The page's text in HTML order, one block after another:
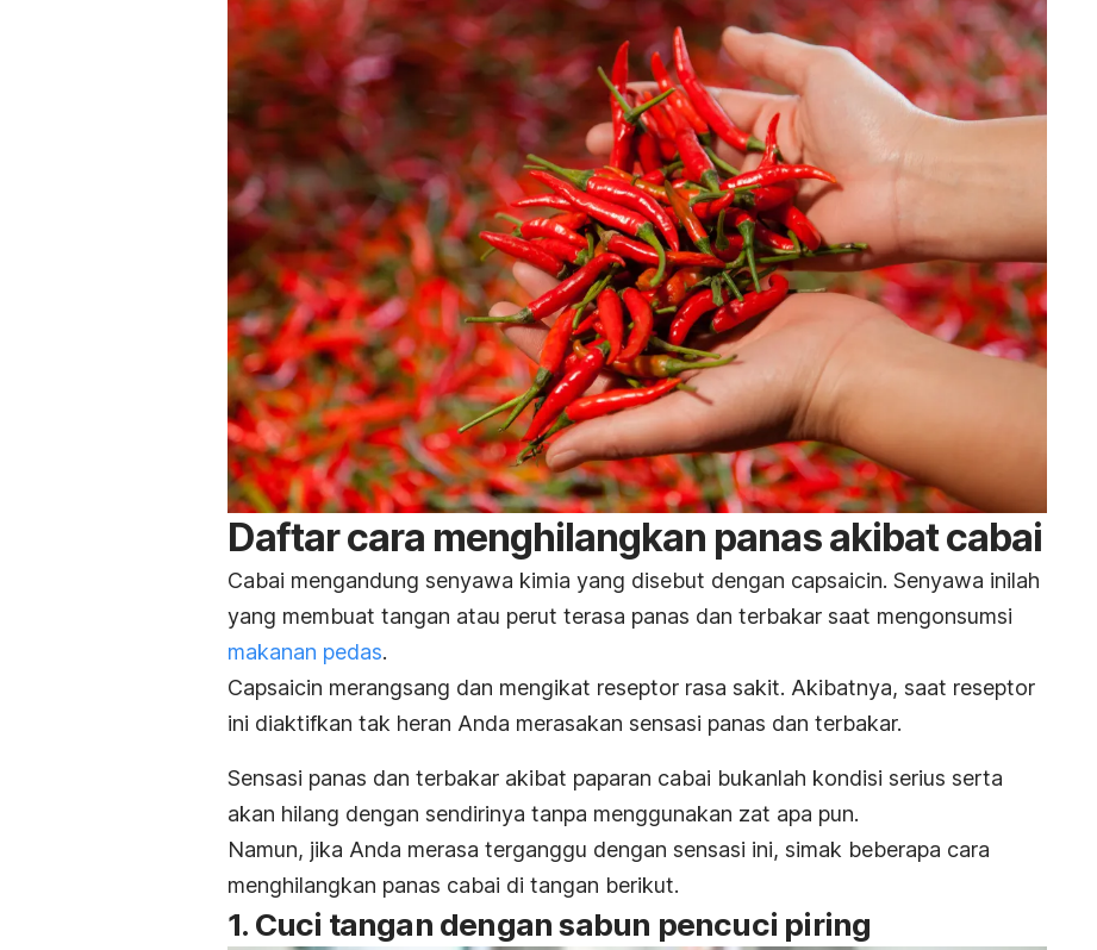
Daftarcara menghilangkan panas akibat cabai
Cabai mengandung senyawa kimia yang disebut dengan capsaicin. Senyawa inilah
yang membuat tangan atau perut terasa panas dan terbakar saat mengonsumsi
makanan pedas.
Capsaicin merangsang dan mengikat reseptor rasa sakit. Akibatnya, saat reseptor
ini diaktifkan tak heran Anda merasakan sensasi panas dan terbakar.
Sensasi panas dan terbakar akibat paparan cabai bukanlah kondisi serius serta
akan hilang dengan sendirinya tanpa menggunakan zat apa pun.
Namun, jika Anda merasa terganggu dengan sensasi ini, simak beberapa cara
menghilangkan panas cabai di tangan berikut.
1. Cuci tangan dengan sabun pencuci piring